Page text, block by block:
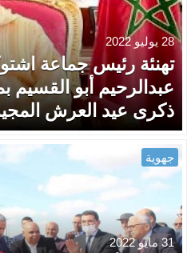
28 يوليو 2022
تهنئة رئيس جماعة
عبدالرحيم أبو القسيم
ذكرى عيد العرش
جهوية
31 مايو 2022